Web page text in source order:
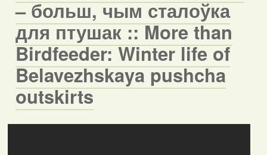
– больш, чым сталоўка
для птушак :: More than
Birdfeeder: Winter life of
Belavezhskaya pushcha
outskirts